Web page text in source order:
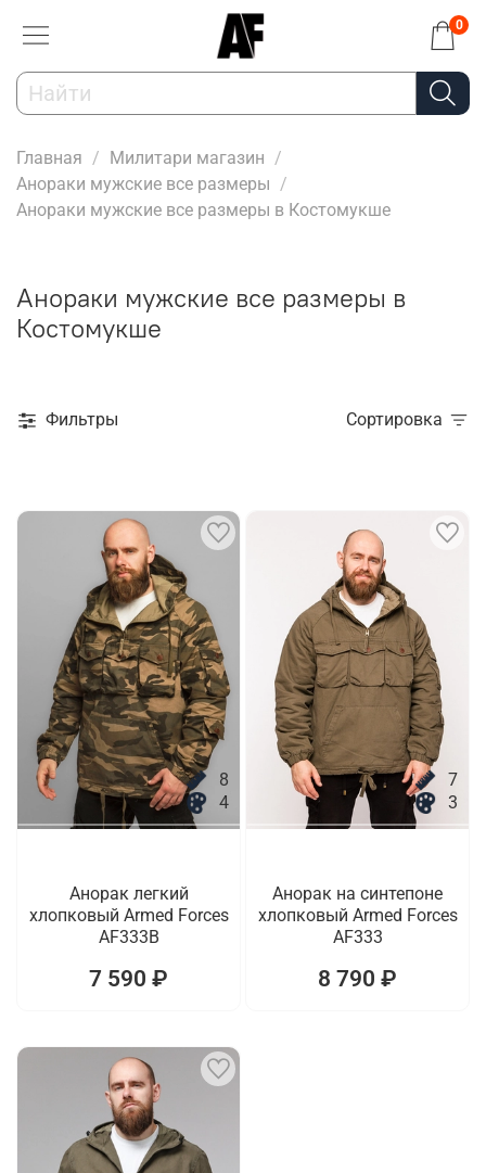
0
Главная
Милитари магазин
Анораки мужские все размеры
Анораки мужские все размеры в Костомукше
Анораки мужские все размеры в
Костомукше
Фильтры Сортировка
8
4
Анорак легкий
хлопковый Armed Forces
AF333B
7 590 ₽
7
3
Анорак на синтепоне
хлопковый Armed Forces
AF333
8 790 ₽